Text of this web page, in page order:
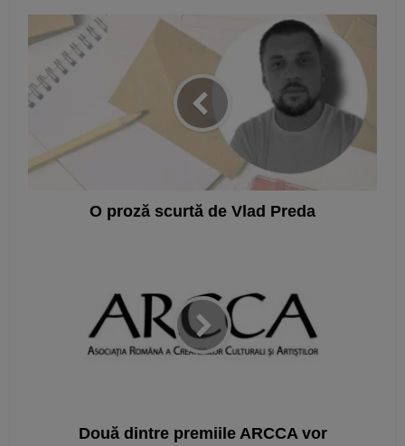
O proză scurtă de Vlad Preda
Două dintre premiile ARCCA vor